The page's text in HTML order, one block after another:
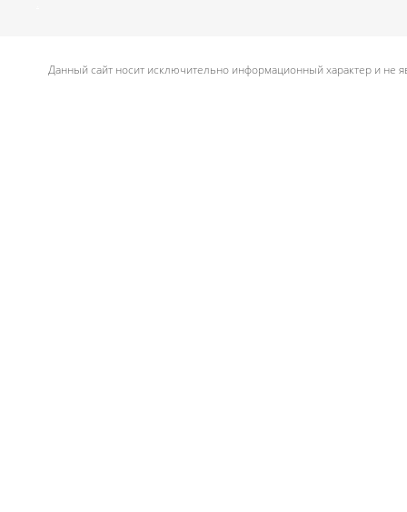
Данный сайт носит исключительно информационный характер и не